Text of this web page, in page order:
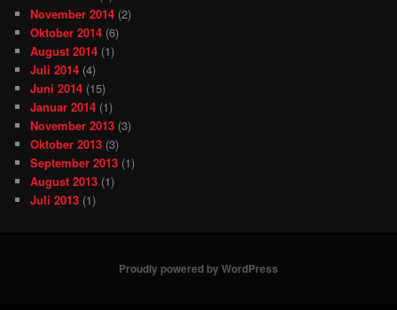
November 2014 (2)
Oktober 2014 (6)
August 2014 (1)
Juli 2014 (4)
Juni 2014 (15)
Januar 2014 (1)
November 2013 (3)
Oktober 2013 (3)
September 2013 (1)
August 2013 (1)
Juli 2013 (1)
Proudly powered by WordPress